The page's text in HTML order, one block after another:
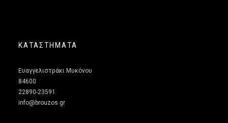
ΚΑΤΑΣΤΗΜΑΤΑ
Ευαγγελιστράκι Μυκόνου
84600
22890-23591
info@brouzos.gr